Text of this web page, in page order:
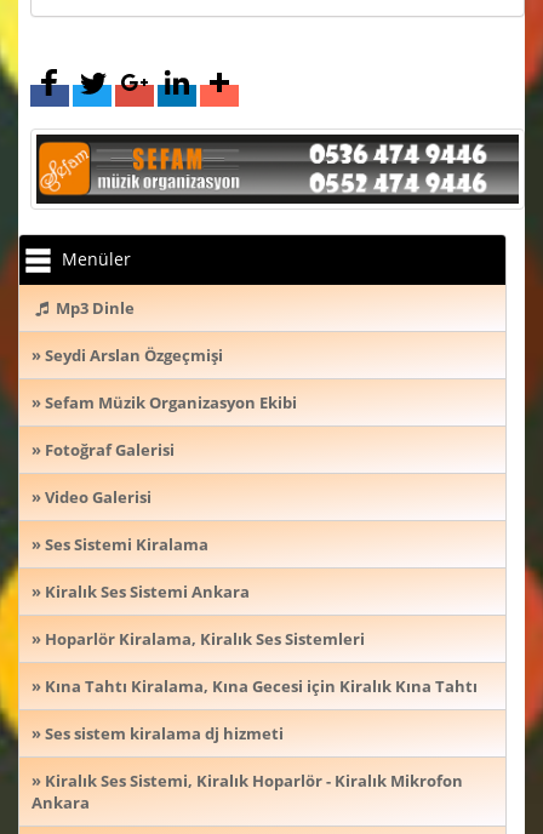
Menüler
Mp3 Dinle
» Seydi Arslan Özgeçmişi
» Sefam Müzik Organizasyon Ekibi
» Fotoğraf Galerisi
» Video Galerisi
» Ses Sistemi Kiralama
» Kiralık Ses Sistemi Ankara
» Hoparlör Kiralama, Kiralık Ses Sistemleri
» Kına Tahtı Kiralama, Kına Gecesi için Kiralık Kına Tahtı
» Ses sistem kiralama dj hizmeti
» Kiralık Ses Sistemi, Kiralık Hoparlör - Kiralık Mikrofon
Ankara